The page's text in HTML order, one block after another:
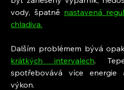
vody, špatně nastavená
chladiva.
Dalším problémem bývá
krátkých intervalech.
spotřebovává více
výkon.